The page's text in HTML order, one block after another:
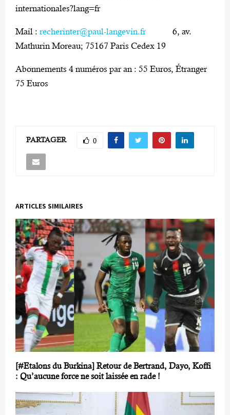
internationales?lang=fr
Mail : recherinter@paul-langevin.fr 6, av.
Mathurin Moreau; 75167 Paris Cedex 19
Abonnements 4 numéros par an : 55 Euros, Étranger
75 Euros
PARTAGER 0
ARTICLES SIMILAIRES
[#Etalons du Burkina] Retour de Bertrand, Dayo, Koffi
: Qu’aucune force ne soit laissée en rade !